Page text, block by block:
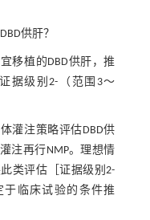
供肝？
移植的DBD供肝，推
据级别2-（范围3～
灌注策略评估DBD供
注再行NMP。理想情
类评估［证据级别2-
于临床试验的条件推